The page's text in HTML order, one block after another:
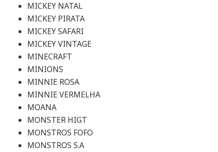
MICKEY NATAL
MICKEY PIRATA
MICKEY SAFARI
MICKEY VINTAGE
MINECRAFT
MINIONS
MINNIE ROSA
MINNIE VERMELHA
MOANA
MONSTER HIGT
MONSTROS FOFO
MONSTROS S.A